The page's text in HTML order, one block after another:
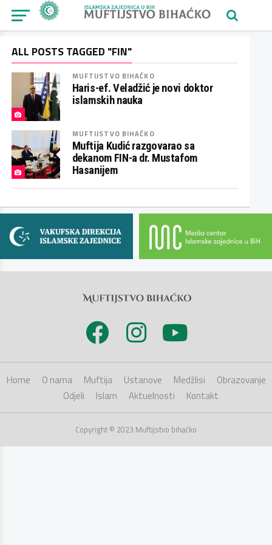
ALL POSTS TAGGED "FIN"
MUFTIJSTVO BIHAĆKO
Haris-ef. Veladžić je novi doktor
islamskih nauka
MUFTIJSTVO BIHAĆKO
Muftija Kudić razgovarao sa
dekanom FIN-a dr. Mustafom
Hasanijem
Home O nama Muftija Ustanove Medžlisi
Obrazovanje
Odjeli
Islam Aktuelnosti Kontakt
Copyright © 2023 Muftijstvo bihaćko